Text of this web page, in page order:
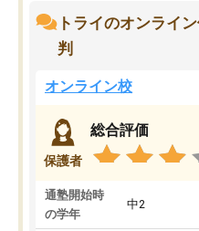
トライのオンライ
判
オンライン校
保護者
総合評価
通塾開始時
の学年
中2